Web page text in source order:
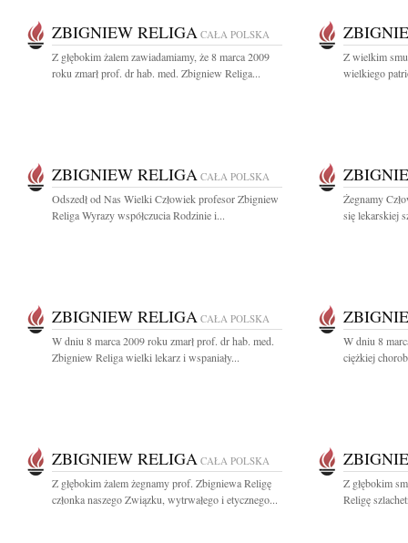
ZBIGNIEW RELIGA CAŁA POLSKA
Z głębokim żalem zawiadamiamy, że 8 marca 2009
roku zmarł prof. dr hab. med. Zbigniew Religa...
Z wielkim
wielkiego
ZBIGNIEW RELIGA CAŁA POLSKA
Odszedł od Nas Wielki Człowiek profesor Zbigniew
Religa Wyrazy współczucia Rodzinie i...
Żegnamy
się lekarskiej
ZBIGNIEW RELIGA CAŁA POLSKA
W dniu 8 marca 2009 roku zmarł prof. dr hab. med.
Zbigniew Religa wielki lekarz i wspaniały...
W dniu 8
ciężkiej
ZBIGNIEW RELIGA CAŁA POLSKA
Z głębokim żalem żegnamy prof. Zbigniewa Religę
członka naszego Związku, wytrwałego i etycznego...
Z głębokim
Religę